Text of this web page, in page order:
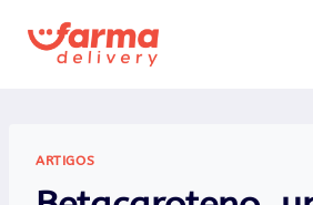
para
ARTIGOS